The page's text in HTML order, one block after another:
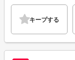
キープする